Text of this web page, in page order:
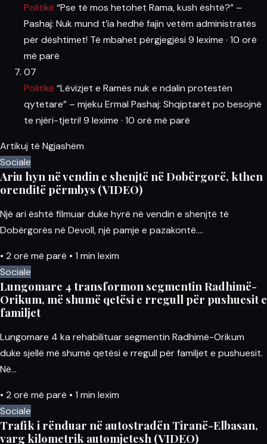
Politikë “Pse të mos hetohet Rama, kush është?” –
Pashaj: Nuk mund t’ia hedhë fajin vetëm administratës
për dështimet! Të mbahet përgjegjësi 9 lexime · 10 orë
më parë
07
Politikë “Lëvizjet e Ramës nuk e ndalin protestën
qytetare” – mjeku Ermal Pashaj: Shqiptarët po besojnë
te njëri-tjetri! 9 lexime · 10 orë më parë
Artikuj të Ngjashëm
Sociale
Ariu hyn në vendin e shenjtë në Dobërgorë, kthen
orenditë përmbys (VIDEO)
Një ari është filmuar duke hyrë në vendin e shenjtë të
Dobërgorës në Devoll, një pamje e pazakontë.…
• 2 orë më parë • 1 min lexim
Sociale
Lungomare 4 transformon segmentin Radhimë-
Orikum, më shumë qetësi e rregull për pushuesit e
familjet
Lungomare 4 ka rehabilituar segmentin Radhimë-Orikum
duke sjellë më shumë qetësi e rregull për familjet e pushuesit.
Në…
• 2 orë më parë • 1 min lexim
Sociale
Trafik i rënduar në autostradën Tiranë-Elbasan,
varg kilometrik automjetesh (VIDEO)